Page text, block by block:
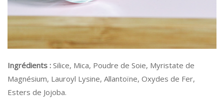
Ingrédients : Silice, Mica, Poudre de Soie, Myristate de
Magnésium, Lauroyl Lysine, Allantoïne, Oxydes de Fer,
Esters de Jojoba.